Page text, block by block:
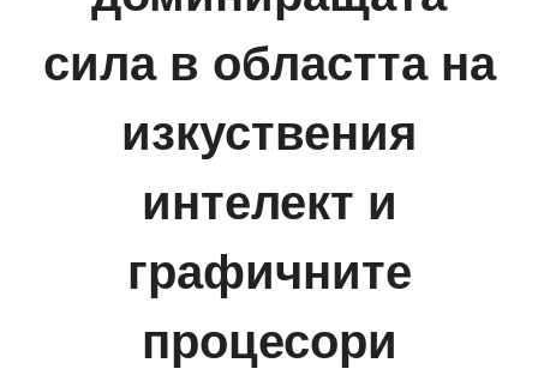
сила в областта на
изкуствения
интелект и
графичните
процесори